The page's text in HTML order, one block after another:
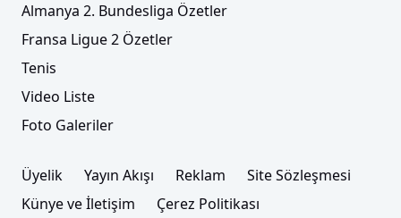
Almanya 2. Bundesliga Özetler
Fransa Ligue 2 Özetler
Tenis
Video Liste
Foto Galeriler
Üyelik Yayın Akışı Reklam
Site Sözleşmesi
Künye ve İletişim
Çerez Politikası